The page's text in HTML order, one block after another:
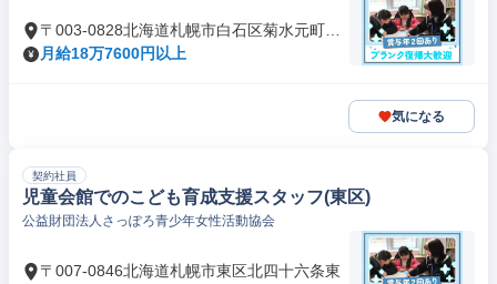
〒003-0828北海道札幌市白石区菊水元町八
条
月給18万7600円以上
気になる
契約社員
児童会館でのこども育成支援スタッフ(東区)
公益財団法人さっぽろ青少年女性活動協会
〒007-0846北海道札幌市東区北四十六条東